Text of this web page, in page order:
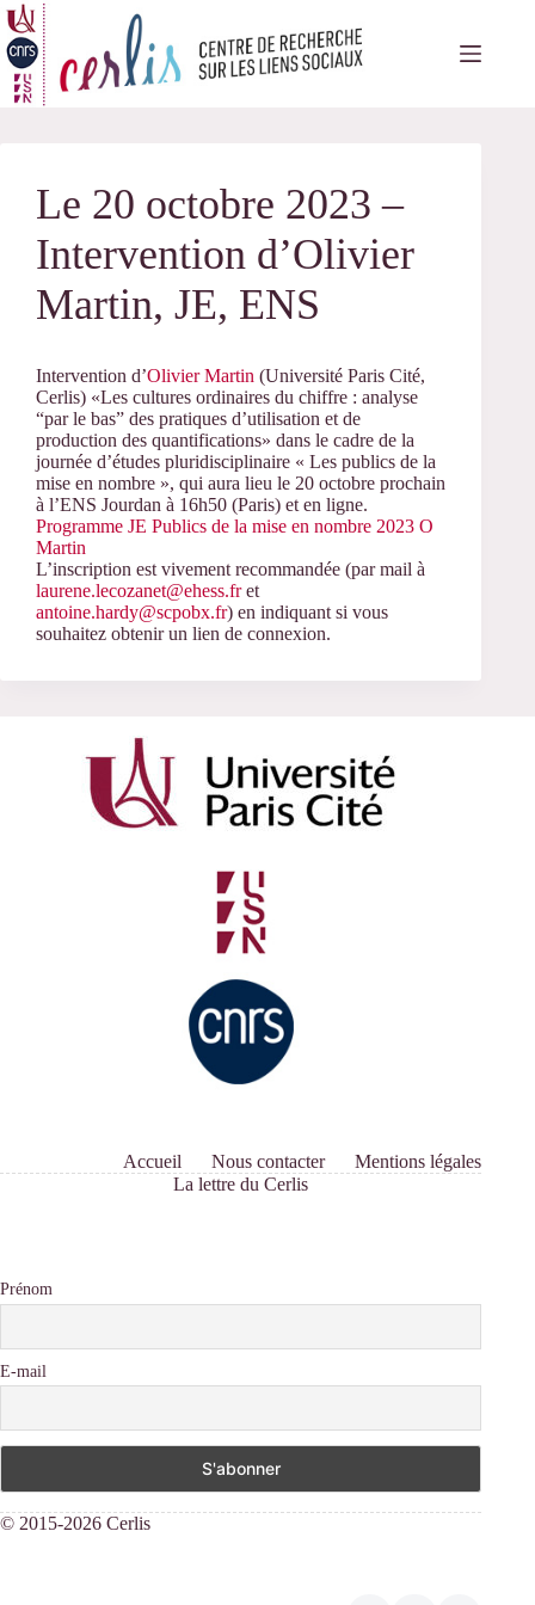
Passer
au
contenu
Le 20 octobre 2023 –
Intervention d’Olivier
Martin, JE, ENS
Intervention d’Olivier Martin (Université Paris Cité,
Cerlis) «Les cultures ordinaires du chiffre : analyse
“par le bas” des pratiques d’utilisation et de
production des quantifications» dans le cadre de la
journée d’études pluridisciplinaire « Les publics de la
mise en nombre », qui aura lieu le 20 octobre prochain
à l’ENS Jourdan à 16h50 (Paris) et en ligne.
Programme JE Publics de la mise en nombre 2023 O
Martin
L’inscription est vivement recommandée (par mail à
laurene.lecozanet@ehess.fret
antoine.hardy@scpobx.fr) en indiquant si vous
souhaitez obtenir un lien de connexion.
Accueil Nous contacter
Mentions légales
La lettre du Cerlis
Prénom
E-mail
© 2015-2026 Cerlis